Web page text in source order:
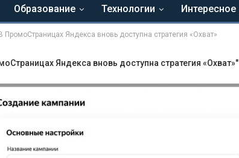
Образование Технологии Интересное
В ПромоСтраницах Яндекса вновь доступна стратегия «Охват»
Яндекса вновь доступна стратегия «Охват»"